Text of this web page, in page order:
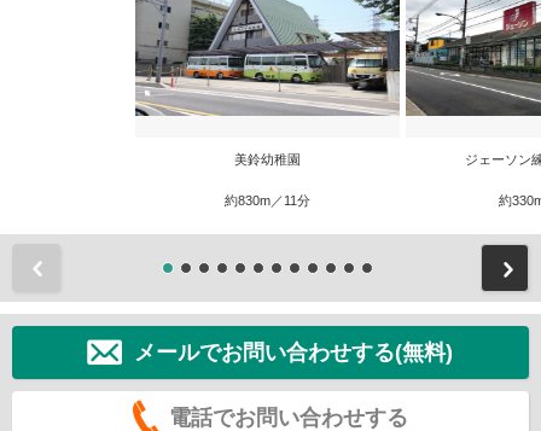
美鈴幼稚園
約830m／11分
ジェーソン
約
メールでお問い合わせする(無料)
電話でお問い合わせする